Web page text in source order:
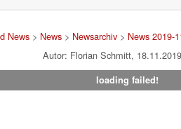
News > News > Newsarchiv > News 2019-
Autor: Florian Schmitt,
loading failed!